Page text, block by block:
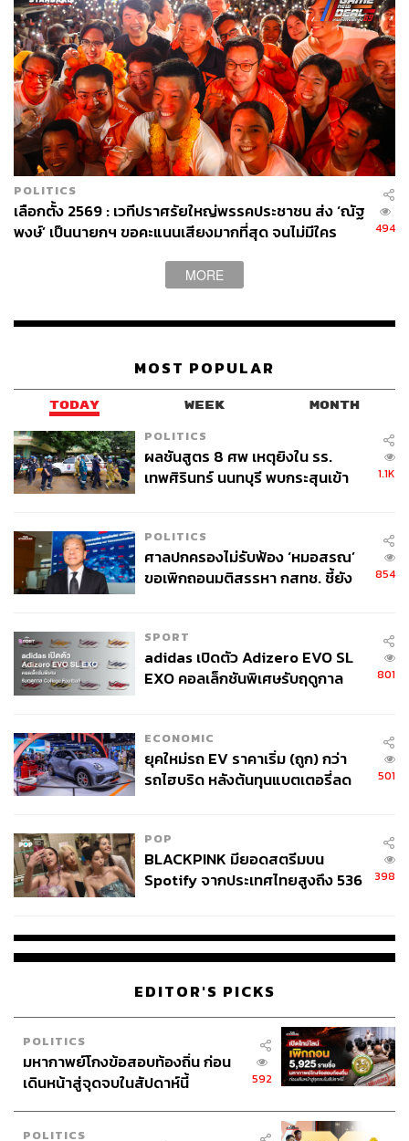
เป็นอันว่าที่ประชุมร่วมรัฐสภา ‘ไม่เห็นชอบ’ ให้พิธา เป็นนายกรัฐมนตรี
คาดว่าจะมีการประชุมเพื่อเลือกนายกรัฐมนตรี ครั้งใหม่ ในวันที่ 19
กรกฎาคมนี้
18.20 น.
มวลชนรวมตัวกดดันข้างอาคารรัฐสภา หลังผลคะแนนโหวตนายกฯ
วันนี้ (13 กรกฎาคม) เมื่อเวลา 18.15 น. ที่บริเวณประตูทางเข้า-ออก
อาคารรัฐสภา ฝั่งวัดแก้วฟ้าจุฬามณี ภายหลังที่ประชุมรัฐสภาประกาศ
บุคคลใช้งานทางเข้า-ออกดังกล่าวชั่วคราว
โดยกลุ่มมวลชนที่มีการรวมตัวกันตั้งแต่ช่วงเช้าที่ผ่านมาได้มีการใช้
ประชาชนมารวมกลุ่มกันที่บริเวณเดียว นอกจากนี้ยังได้มีการสอบถามผู้
ร่วมชุมนุมว่าต้องการจะให้มีการจัดเวทีปราศรัยหรือไม่ รวมทั้งประกาศ
ว่าในวันพรุ่งนี้ (14 กรกฎาคม) จะมีการจัดกิจกรรมเซอร์ไพรส์
คะแนนโหวตนายกรัฐมนตรีแล้วได้เดินทางกลับในทันที บางส่วนกลับ
โดยรถจักรยานยนต์รับจ้างและบางส่วนเลือกโดยสารเรือจากท่าเรือ
สำหรับคะแนนโหวตล่าสุด คะแนนเสียง 324 เสียงไม่เห็นด้วย ทำให้
ความเห็นชอบในการเลือก พิธา ลิ้มเจริญรัตน์ หัวหน้าและแคนดิเด
ตนายกรัฐมนตรีพรรคก้าวไกล ไม่ผ่านที่ประชุม โดยจะมีการลงคะแนน
อีกครั้งในวันที่ 19 กรกฎาคมนี้
POLITICS
เลือกตั้ง 2569 : เวทีปราศรัยใหญ่พรรคประชาชน ส่ง ‘ณัฐ
พงษ์’ เป็นนายกฯ ขอคะแนนเสียงมากที่สุด จนไม่มีใคร
494
MORE
MOST POPULAR
TODAY WEEK MONTH
POLITICS
ผลชันสูตร 8 ศพ เหตุยิงใน รร.
เทพศิรินทร์ นนทบุรี พบกระสุนเข้า
1.1K
POLITICS
ศาลปกครองไม่รับฟ้อง ‘หมอสรณ’
ขอเพิกถอนมติสรรหา กสทช. ชี้ยัง
854
SPORT
adidas เปิดตัว Adizero EVO SL
EXO คอลเล็กชันพิเศษรับฤดูกาล
801
ECONOMIC
ยุคใหม่รถ EV ราคาเริ่ม (ถูก) กว่า
รถไฮบริด หลังต้นทุนแบตเตอรี่ลด
501
POP
BLACKPINK มียอดสตรีมบน
Spotify จากประเทศไทยสูงถึง 536
398
EDITOR'S PICKS
POLITICS
มหากาพย์โกงข้อสอบท้องถิ่น ก่อน
เดินหน้าสู่จุดจบในสัปดาห์นี้
592
POLITICS